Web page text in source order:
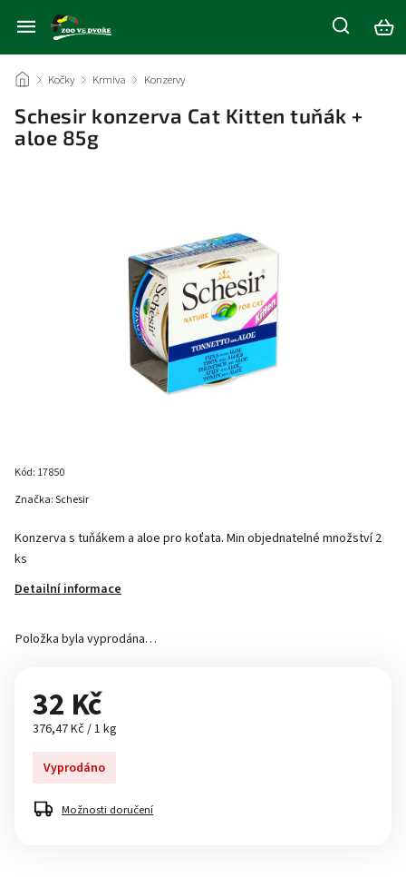
/ Kočky / Krmiva / Konzervy
Schesir konzerva Cat Kitten tuňák +
aloe 85g
Kód: 17850
Konzerva s tuňákem a aloe pro koťata. Min objednatelné množství 2
ks
Detailní informace
Značka:Schesir
Položka byla vyprodána…
32 Kč
376,47 Kč / 1 kg
Vyprodáno
Možnosti doručení